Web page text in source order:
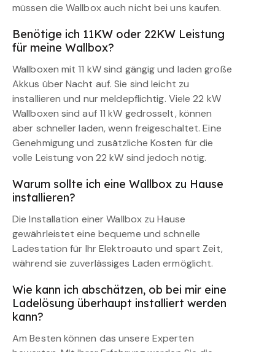
müssen die Wallbox auch nicht bei uns kaufen.
Benötige ich 11KW oder 22KW Leistung
für meine Wallbox?
Wallboxen mit 11 kW sind gängig und laden große
Akkus über Nacht auf. Sie sind leicht zu
installieren und nur meldepflichtig. Viele 22 kW
Wallboxen sind auf 11 kW gedrosselt, können
aber schneller laden, wenn freigeschaltet. Eine
Genehmigung und zusätzliche Kosten für die
volle Leistung von 22 kW sind jedoch nötig.
Warum sollte ich eine Wallbox zu Hause
installieren?
Die Installation einer Wallbox zu Hause
gewährleistet eine bequeme und schnelle
Ladestation für Ihr Elektroauto und spart Zeit,
während sie zuverlässiges Laden ermöglicht.
Wie kann ich abschätzen, ob bei mir eine
Ladelösung überhaupt installiert werden
kann?
Am Besten können das unsere Experten